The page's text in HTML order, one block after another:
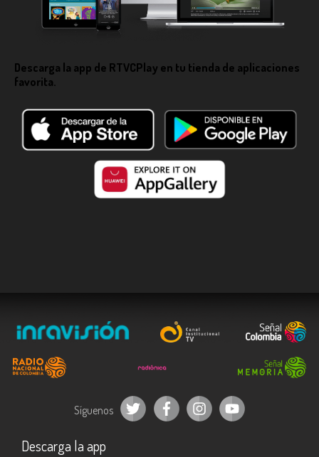
Descarga la app de RTVCPlay en tu tienda de aplicaciones
favorita.
Síguenos
Descarga la app